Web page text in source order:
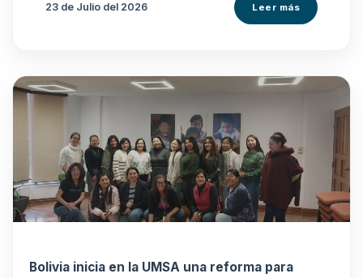
23 de Julio del 2026 Leer más
Bolivia inicia en la UMSA una reforma para